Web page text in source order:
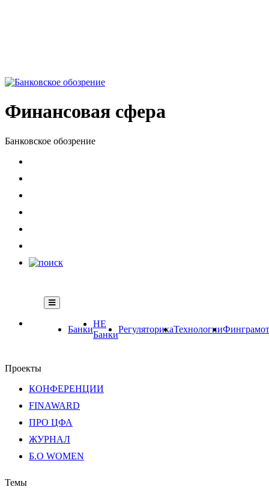
Финансовая сфера
Банковское обозрение
Банки
НЕ
Банки
РегуляторикаТехнологии
Проекты
КОНФЕРЕНЦИИ
FINAWARD
ПРО ЦФА
ЖУРНАЛ
Б.О WOMEN
Темы